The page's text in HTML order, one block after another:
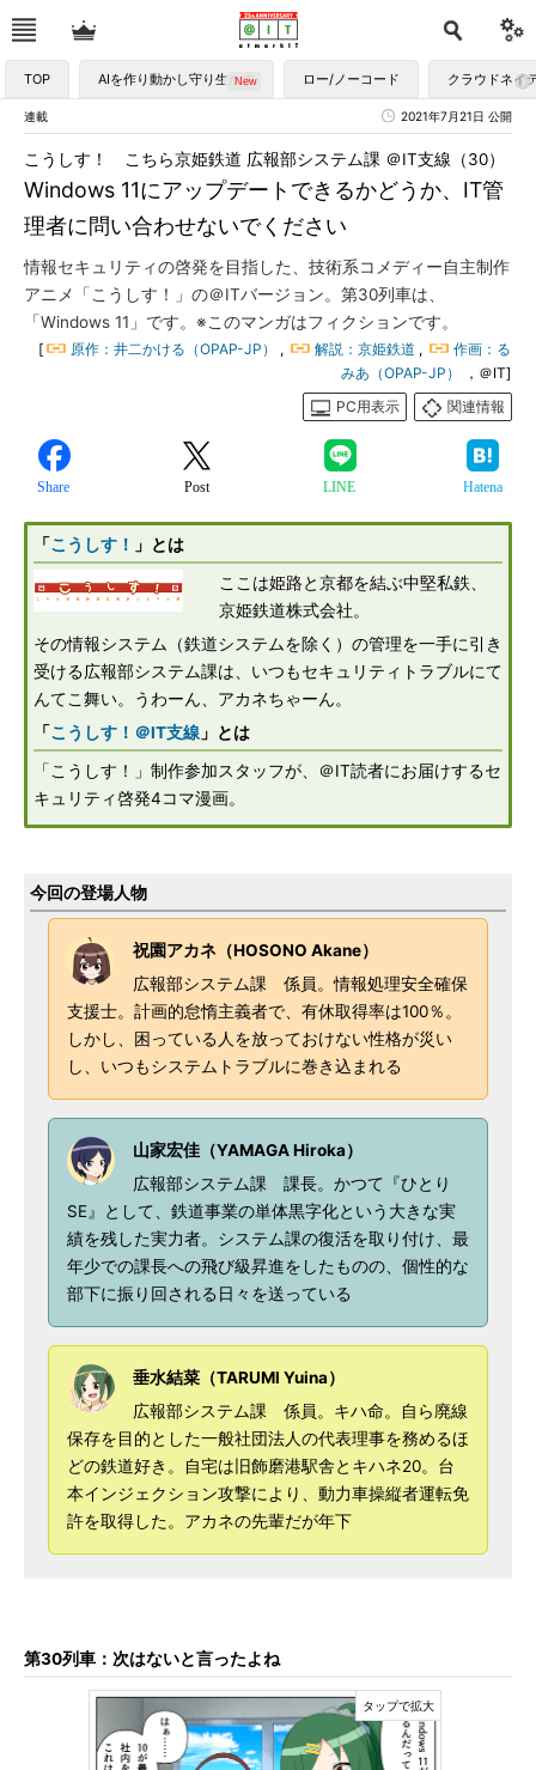
TOP AIを作り動かし守り生かす ロー/ノーコード クラウドネイ
連載 2021年7月21日 公開
Windows 11にアップデートできるかどうか、IT管
理者に問い合わせないでください
こうしす！ こちら京姫鉄道 広報部システム課 ＠IT支線（30）
情報セキュリティの啓発を目指した、技術系コメディー自主制作
アニメ「こうしす！」の＠ITバージョン。第30列車は、
「Windows 11」です。※このマンガはフィクションです。
[ 原作：井二かける（OPAP-JP） , 解説：京姫鉄道 ,
作画：る
みあ（OPAP-JP）
，＠IT]
PC用表示
関連情報
Share Post LINE Hatena
「こうしす！
」とは
ここは姫路と京都を結ぶ中堅私鉄、
京姫鉄道株式会社。
その情報システム（鉄道システムを除く）の管理を一手に引き
受ける広報部システム課は、いつもセキュリティトラブルにて
んてこ舞い。うわーん、アカネちゃーん。
「こうしす！＠IT支線 」とは
「こうしす！」制作参加スタッフが、＠IT読者にお届けするセ
キュリティ啓発4コマ漫画。
今回の登場人物
祝園アカネ（HOSONO Akane）
広報部システム課 係員。情報処理安全確保
支援士。計画的怠惰主義者で、有休取得率は100％。
しかし、困っている人を放っておけない性格が災い
し、いつもシステムトラブルに巻き込まれる
山家宏佳（YAMAGA Hiroka）
広報部システム課 課長。かつて『ひとり
SE』として、鉄道事業の単体黒字化という大きな実
績を残した実力者。システム課の復活を取り付け、最
年少での課長への飛び級昇進をしたものの、個性的な
部下に振り回される日々を送っている
垂水結菜（TARUMI Yuina）
広報部システム課 係員。キハ命。自ら廃線
保存を目的とした一般社団法人の代表理事を務めるほ
どの鉄道好き。自宅は旧飾磨港駅舎とキハネ20。台
本インジェクション攻撃により、動力車操縦者運転免
許を取得した。アカネの先輩だが年下
第30列車：次はないと言ったよね